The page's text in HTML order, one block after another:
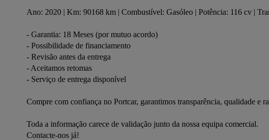
Ano: 2020 | Km: 90168 km | Combustível: Gasóleo | Potência: 116 cv |
- Garantia: 18 Meses (por mutuo acordo)
- Possibilidade de financiamento
- Revisão antes da entrega
- Aceitamos retomas
- Serviço de entrega disponível
Compre com confiança no Portcar, garantimos transparência, qualidade e
Toda a informação carece de validação junto da nossa equipa comercial.
Contacte-nos já!